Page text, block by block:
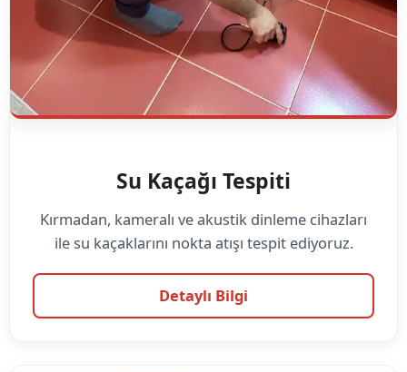
Su Kaçağı Tespiti
Kırmadan, kameralı ve akustik dinleme cihazları
ile su kaçaklarını nokta atışı tespit ediyoruz.
Detaylı Bilgi